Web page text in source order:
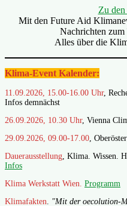
Zu
Mit den Future Aid
Nachrichten
Alles über die
Klima-Event Kalender:
11.09.2026, 15.00-16.00 Uhr,
Infos demnächst
26.09.2026, 10.30 Uhr, Vienna
29.09.2026, 09.00-17.00,
Dauerausstellung, Klima. Wissen.
Infos
Klima Werkstatt Wien. Programm
Klimafakten. "Mit der oecolution-